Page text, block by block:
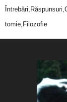
tomie,Filozofie